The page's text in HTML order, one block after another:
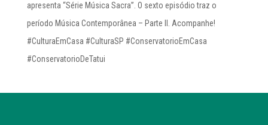
apresenta “Série Música Sacra”. O sexto episódio traz o
período Música Contemporânea – Parte II. Acompanhe!
#CulturaEmCasa #CulturaSP #ConservatorioEmCasa
#ConservatorioDeTatui